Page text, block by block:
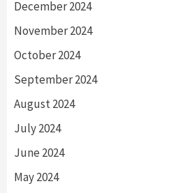
December 2024
November 2024
October 2024
September 2024
August 2024
July 2024
June 2024
May 2024